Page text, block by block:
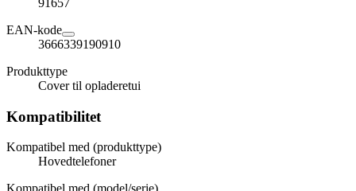
EAN-kode
3666339190910
Produkttype
Cover til opladeretui
Kompatibilitet
Kompatibel med (produkttype)
Hovedtelefoner